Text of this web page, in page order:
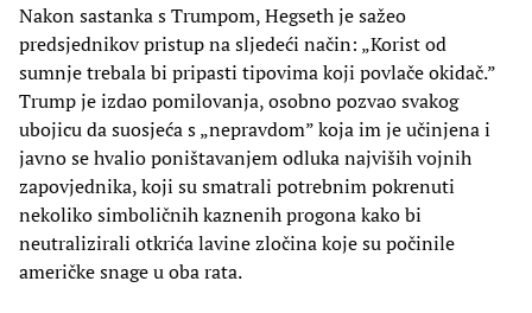
Nakon sastanka s Trumpom, Hegseth je sažeo
predsjednikov pristup na sljedeći način: „Korist od
sumnje trebala bi pripasti tipovima koji povlače okidač.”
Trump je izdao pomilovanja, osobno pozvao svakog
ubojicu da suosjeća s „nepravdom” koja im je učinjena i
javno se hvalio poništavanjem odluka najviših vojnih
zapovjednika, koji su smatrali potrebnim pokrenuti
nekoliko simboličnih kaznenih progona kako bi
neutralizirali otkrića lavine zločina koje su počinile
američke snage u oba rata.